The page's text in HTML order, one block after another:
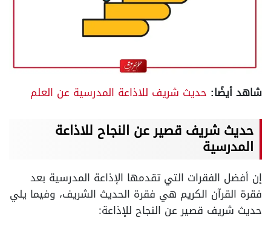
شاهد أيضًا: حديث شريف للاذاعة المدرسية عن العلم
حديث شريف قصير عن النجاح للاذاعة
المدرسية
إن أفضل الفقرات التي تقدمها الإذاعة المدرسية بعد
فقرة القرآن الكريم هي فقرة الحديث الشريف، وفيما يلي
حديث شريف قصير عن النجاح للإذاعة: